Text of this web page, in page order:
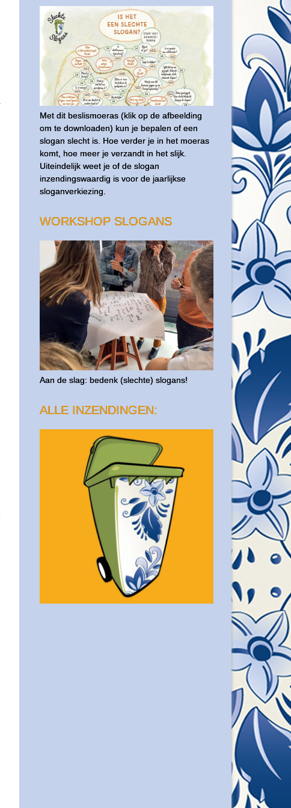
Met dit beslismoeras (klik op de afbeelding
om te downloaden) kun je bepalen of een
slogan slecht is. Hoe verder je in het moeras
komt, hoe meer je verzandt in het slijk.
Uiteindelijk weet je of de slogan
inzendingswaardig is voor de jaarlijkse
sloganverkiezing.
WORKSHOP SLOGANS
Aan de slag: bedenk (slechte) slogans!
ALLE INZENDINGEN: